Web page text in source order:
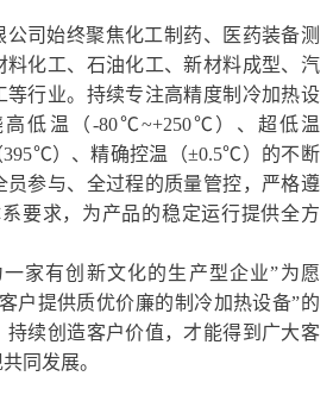
公司始终聚焦化工制药、医药装备测
料化工、石油化工、新材料成型、汽
等行业。持续专注高精度制冷加热设
低温（-80℃~+250℃）、超低温
395℃）、精确控温（±0.5℃）的不断
员参与、全过程的质量管控，严格遵
系要求，为产品的稳定运行提供全方
一家有创新文化的生产型企业”为愿
户提供质优价廉的制冷加热设备”的
持续创造客户价值，才能得到广大客
同发展。